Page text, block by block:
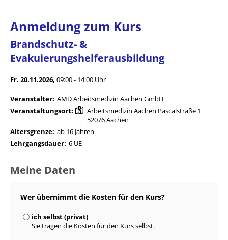
Anmeldung zum Kurs
Brandschutz- &
Evakuierungshelferausbildung
Fr. 20.11.2026, 09:00 - 14:00 Uhr
Veranstalter: AMD Arbeitsmedizin Aachen GmbH
Veranstaltungsort:
Arbeitsmedizin Aachen Pascalstraße 1
52076 Aachen
Altersgrenze: ab 16 Jahren
Lehrgangsdauer: 6 UE
Meine Daten
Wer übernimmt die Kosten für den Kurs?
ich selbst (privat)
Sie tragen die Kosten für den Kurs selbst.